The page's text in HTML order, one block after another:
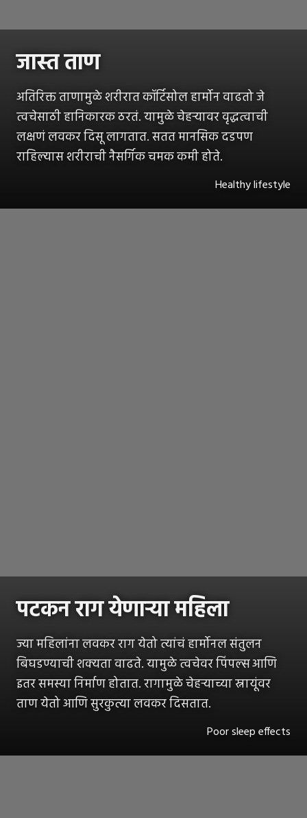
जास्त ताण
अतिरिक्त ताणामुळे शरीरात कॉर्टिसोल हार्मोन वाढतो जे
त्वचेसाठी हानिकारक ठरतं. यामुळे चेहऱ्यावर वृद्धत्वाची
लक्षणं लवकर दिसू लागतात. सतत मानसिक दडपण
राहिल्यास शरीराची नैसर्गिक चमक कमी होते.
Healthy lifestyle
पटकन राग येणाऱ्या महिला
ज्या महिलांना लवकर राग येतो त्यांचं हार्मोनल संतुलन
बिघडण्याची शक्यता वाढते. यामुळे त्वचेवर पिंपल्स आणि
इतर समस्या निर्माण होतात. रागामुळे चेहऱ्याच्या स्नायूंवर
ताण येतो आणि सुरकुत्या लवकर दिसतात.
Poor sleep effects